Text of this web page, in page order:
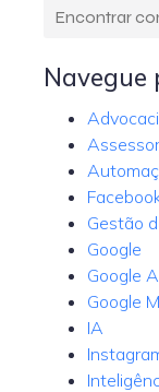
Navegue
Gestão
Google
Google
Google
IA